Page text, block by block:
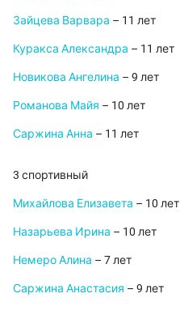
Зайцева Варвара – 11 лет
Куракса Александра – 11 лет
Новикова Ангелина – 9 лет
Романова Майя – 10 лет
Саржина Анна – 11 лет
3 спортивный
Михайлова Елизавета – 10 лет
Назарьева Ирина – 10 лет
Немеро Алина – 7 лет
Саржина Анастасия – 9 лет